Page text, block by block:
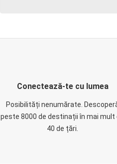
Conectează-te cu lumea
Posibilități nenumărate.
peste 8000 de destinații în mai mult
40 de țări.